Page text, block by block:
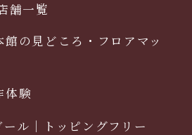
舗一覧
の見どころ・フロアマッ
体験
ル｜トッピングフリー